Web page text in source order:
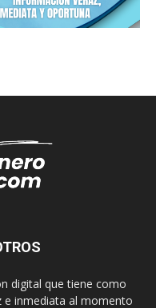
digital que tiene como
inmediata al momento